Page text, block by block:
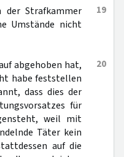
19
der Strafkammer
Umstände nicht
20
abgehoben hat,
habe feststellen
dass dies der
für
weil mit
Täter kein
auf die